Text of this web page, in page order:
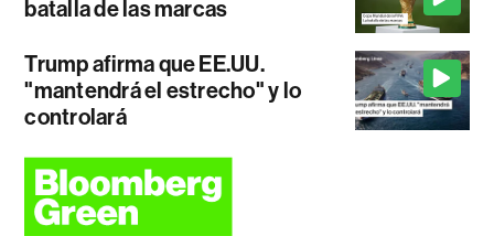
batalla de las marcas
Trump afirma que EE.UU.
"mantendrá el estrecho" y lo
controlará